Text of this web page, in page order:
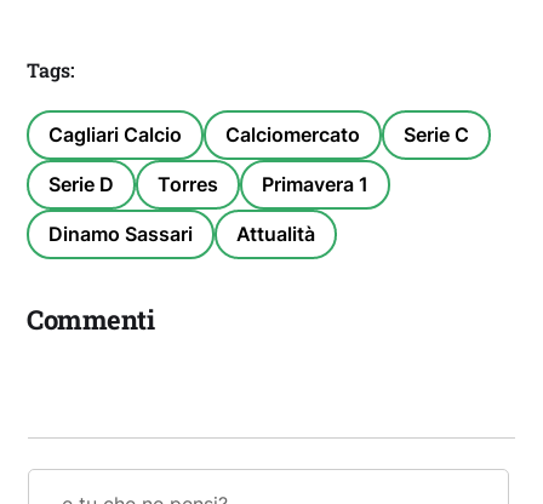
Tags:
Cagliari Calcio Calciomercato Serie C
Serie D Torres Primavera 1
Dinamo Sassari Attualità
Commenti